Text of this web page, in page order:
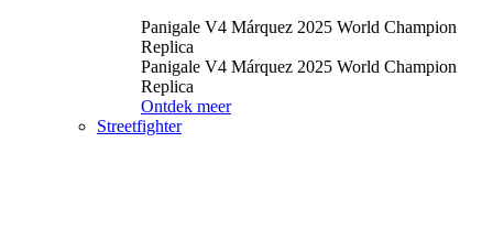
Panigale V4 Márquez 2025 World Champion
Replica
Panigale V4 Márquez 2025 World Champion
Replica
Ontdek meer
Streetfighter